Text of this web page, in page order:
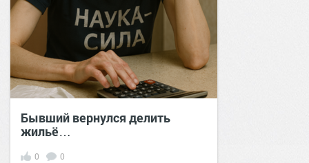
Бывший вернулся делить
жильё…
0 0